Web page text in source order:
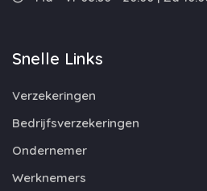
Snelle Links
Verzekeringen
Bedrijfsverzekeringen
Ondernemer
Werknemers